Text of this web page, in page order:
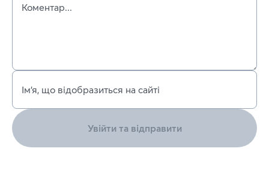
Коментар...
Ім’я, що відобразиться на сайті
Увійти та відправити